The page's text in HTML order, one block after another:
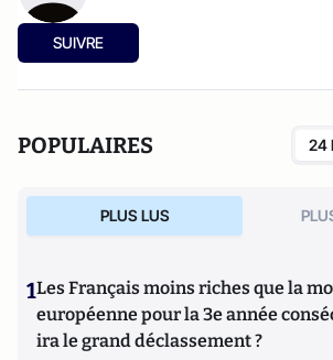
SUIVRE
POPULAIRES 24
PLUS LUS
1Les Français moins riches que la
européenne pour la 3e année
ira le grand déclassement ?